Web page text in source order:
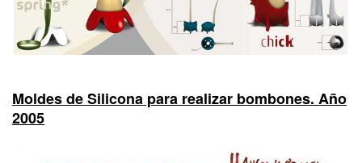
Moldes de Silicona para realizar bombones. Año
2005